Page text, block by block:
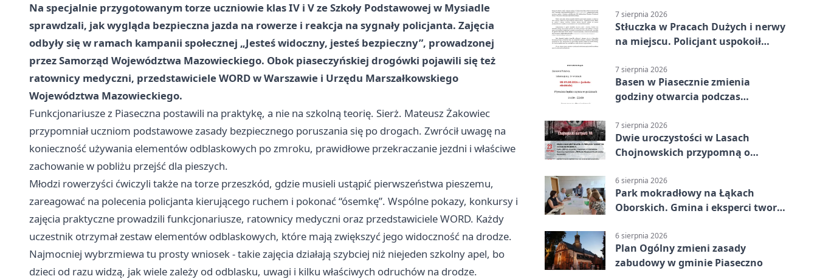
Na specjalnie przygotowanym torze uczniowie klas IV i V ze Szkoły Podstawowej w Mysiadle
sprawdzali, jak wygląda bezpieczna jazda na rowerze i reakcja na sygnały policjanta. Zajęcia
odbyły się w ramach kampanii społecznej „Jesteś widoczny, jesteś bezpieczny”, prowadzonej
przez Samorząd Województwa Mazowieckiego. Obok piaseczyńskiej drogówki pojawili się też
ratownicy medyczni, przedstawiciele WORD w Warszawie i Urzędu Marszałkowskiego
Województwa Mazowieckiego.
Funkcjonariusze z Piaseczna postawili na praktykę, a nie na szkolną teorię. Sierż. Mateusz Żakowiec
przypomniał uczniom podstawowe zasady bezpiecznego poruszania się po drogach. Zwrócił uwagę na
konieczność używania elementów odblaskowych po zmroku, prawidłowe przekraczanie jezdni i właściwe
zachowanie w pobliżu przejść dla pieszych.
Młodzi rowerzyści ćwiczyli także na torze przeszkód, gdzie musieli ustąpić pierwszeństwa pieszemu,
zareagować na polecenia policjanta kierującego ruchem i pokonać “ósemkę”. Wspólne pokazy, konkursy i
zajęcia praktyczne prowadzili funkcjonariusze, ratownicy medyczni oraz przedstawiciele WORD. Każdy
uczestnik otrzymał zestaw elementów odblaskowych, które mają zwiększyć jego widoczność na drodze.
Najmocniej wybrzmiewa tu prosty wniosek - takie zajęcia działają szybciej niż niejeden szkolny apel, bo
dzieci od razu widzą, jak wiele zależy od odblasku, uwagi i kilku właściwych odruchów na drodze.
7 sierpnia 2026
Stłuczka w Pracach Dużych i nerwy
na miejscu. Policjant uspokoił
7 sierpnia 2026
Basen w Piasecznie zmienia
godziny otwarcia podczas
7 sierpnia 2026
Dwie uroczystości w Lasach
Chojnowskich przypomną o
6 sierpnia 2026
Park mokradłowy na Łąkach
Oborskich. Gmina i eksperci tworzą
6 sierpnia 2026
Plan Ogólny zmieni zasady
zabudowy w gminie Piaseczno